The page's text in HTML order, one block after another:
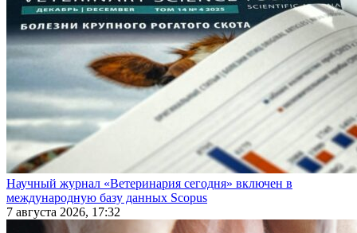
Научный журнал «Ветеринария сегодня» включен в
международную базу данных Scopus
7 августа 2026, 17:32